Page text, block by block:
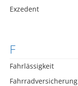
Exzedent
F
Fahrlässigkeit
Fahrradversicherung